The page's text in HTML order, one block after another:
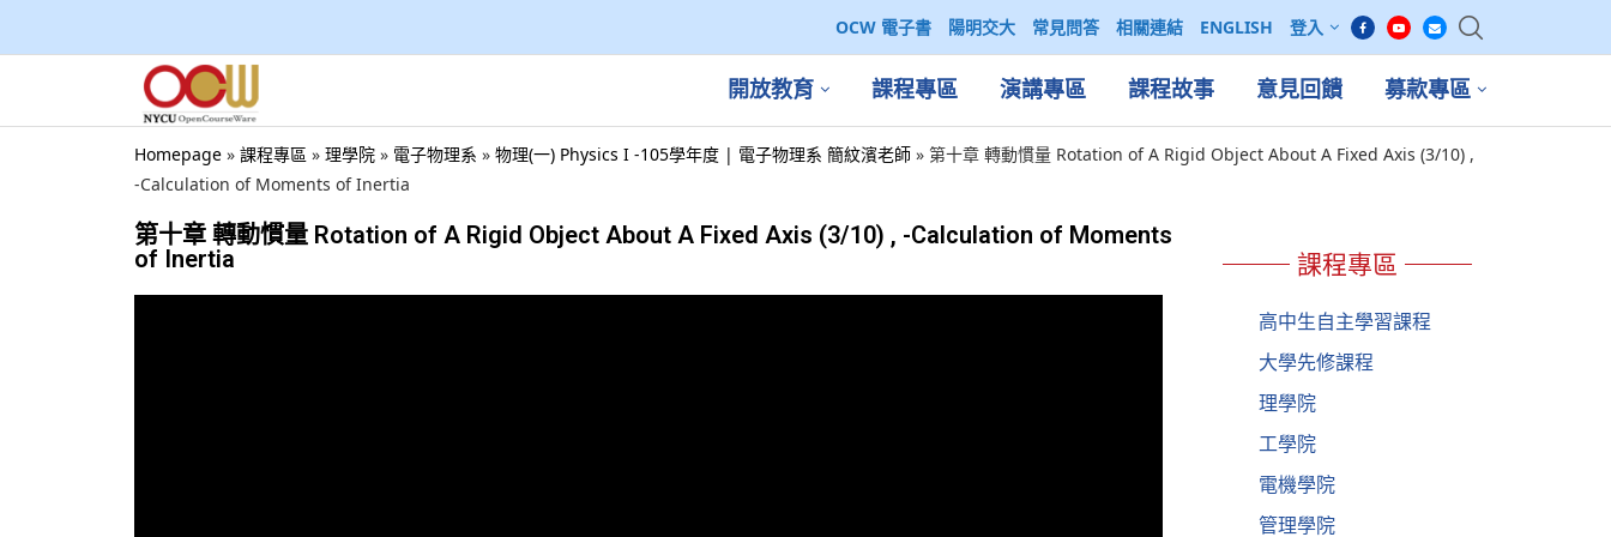
OCW 電子書 陽明交大 常見問答 相關連結 ENGLISH 登入
開放教育 課程專區 演講專區 課程故事 意見回饋 募款專區
Homepage » 課程專區 » 理學院 » 電子物理系 » 物理(一) Physics I -105學年度 | 電子物理系 簡紋濱老師 » 第十章 轉動慣量 Rotation of A Rigid Object About A Fixed Axis (3/10) ,
-Calculation of Moments of Inertia
第十章 轉動慣量 Rotation of A Rigid Object About A Fixed Axis (3/10) , -Calculation of Moments
of Inertia
課程專區
高中生自主學習課程
大學先修課程
理學院
工學院
電機學院
管理學院